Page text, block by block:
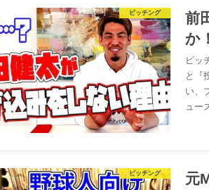
ピッチング
前
か
ピッ
と『
い、
ュー
ピッチング
元